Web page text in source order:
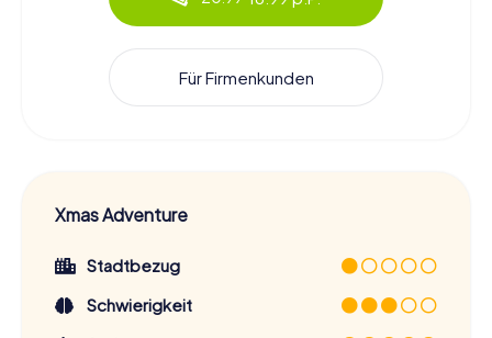
Für Firmenkunden
Xmas Adventure
Stadtbezug
Schwierigkeit